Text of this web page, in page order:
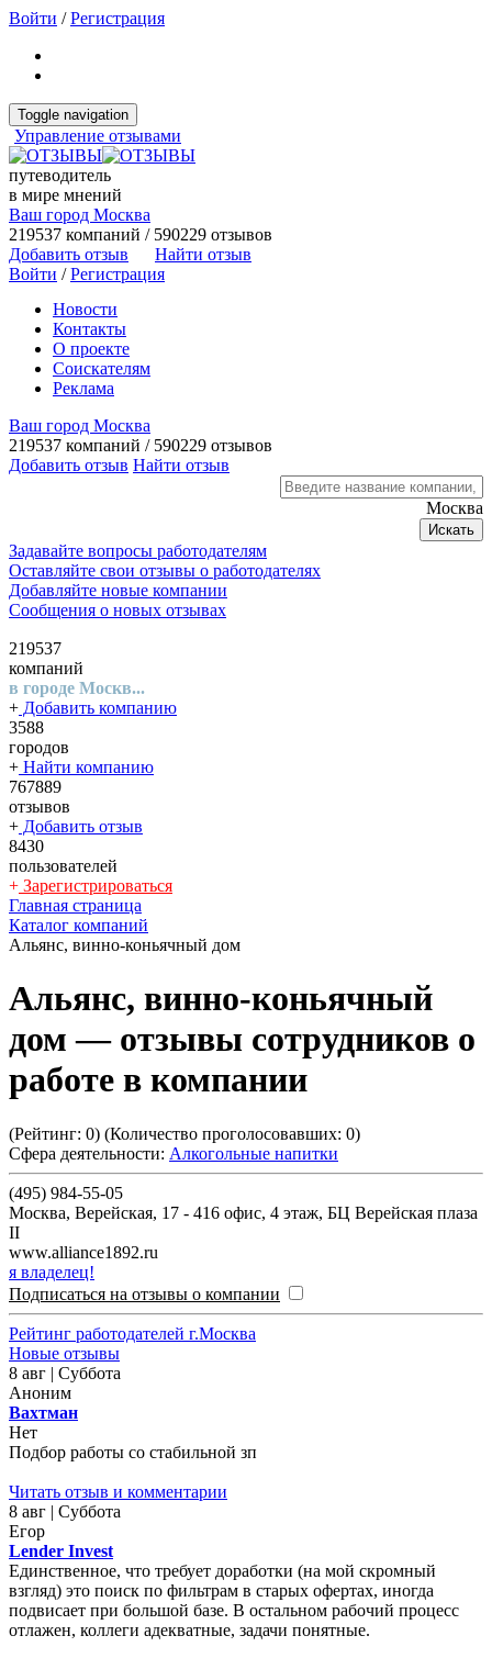
Войти /Регистрация
Toggle navigation
Управление отзывами
путеводитель
в мире мнений
Ваш город Москва
219537 компаний / 590229 отзывов
Добавить отзыв
Найти отзыв
Войти /Регистрация
Новости
Контакты
О проекте
Соискателям
Реклама
Ваш город Москва
219537 компаний / 590229 отзывов
Добавить отзыв Найти отзыв
Москва
Искать
Задавайте вопросы работодателям
Оставляйте свои отзывы о работодателях
Добавляйте новые компании
Сообщения о новых отзывах
219537
компаний
в городе Москв...
+ Добавить компанию
3588
городов
+ Найти компанию
767889
отзывов
+ Добавить отзыв
8430
пользователей
+ Зарегистрироваться
Главная страница
Каталог компаний
Альянс, винно-коньячный дом
Альянс, винно-коньячный
дом — отзывы сотрудников о
работе в компании
(Рейтинг: 0) (Количество проголосовавших: 0)
Сфера деятельности: Алкогольные напитки
(495) 984-55-05
Москва, Верейская, 17 - 416 офис, 4 этаж, БЦ Верейская плаза
II
www.alliance1892.ru
я владелец!
Подписаться на отзывы о компании
Рейтинг работодателей г.Москва
Новые отзывы
8 авг | Суббота
Аноним
Вахтман
Нет
Подбор работы со стабильной зп
Читать отзыв и комментарии
8 авг | Суббота
Егор
Lender Invest
Единственное, что требует доработки (на мой скромный
взгляд) это поиск по фильтрам в старых офертах, иногда
подвисает при большой базе. В остальном рабочий процесс
отлажен, коллеги адекватные, задачи понятные.